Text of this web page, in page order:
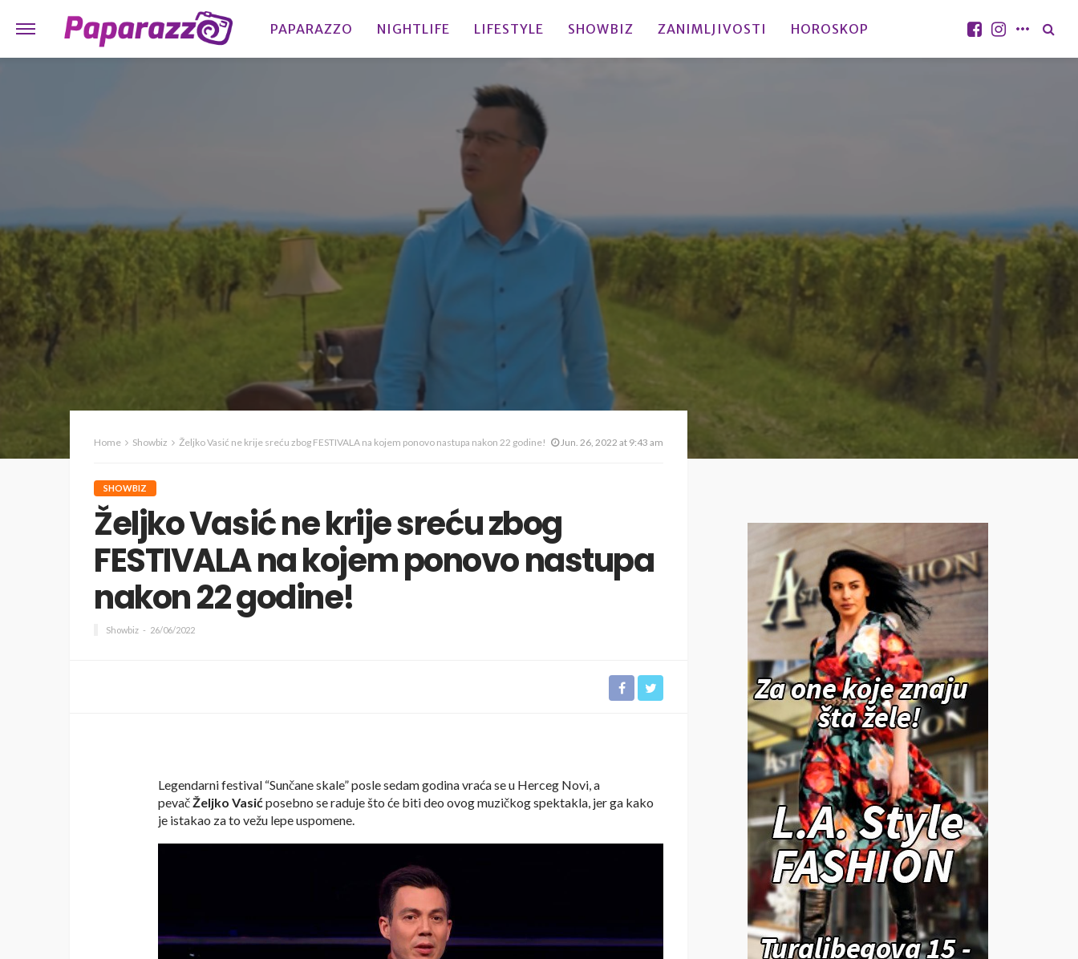
PAPARAZZO NIGHTLIFE LIFESTYLE SHOWBIZ ZANIMLJIVOSTI HOROSKOP
Home Showbiz Željko Vasić ne krije sreću zbog FESTIVALA na kojem ponovo nastupa nakon 22 godine! Jun. 26, 2022 at 9:43 am
SHOWBIZ
Željko Vasić ne krije sreću zbog
FESTIVALA na kojem ponovo nastupa
nakon 22 godine!
Showbiz 26/06/2022
Legendarni festival “Sunčane skale” posle sedam godina vraća se u Herceg Novi, a
pevačŽeljko Vasićposebno se raduje što će biti deo ovog muzičkog spektakla, jer ga kako
je istakao za to vežu lepe uspomene.